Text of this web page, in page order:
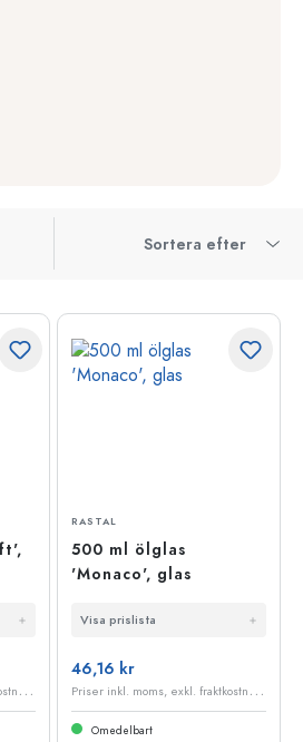
Sortera efter
P
riser inkl. moms, exkl. fraktkostnader
RASTAL
500 ml ölglas
'Monaco', glas
Visa prislista
46,16 kr
P
riser inkl. moms, exkl. fraktkostnader
Omedelbart